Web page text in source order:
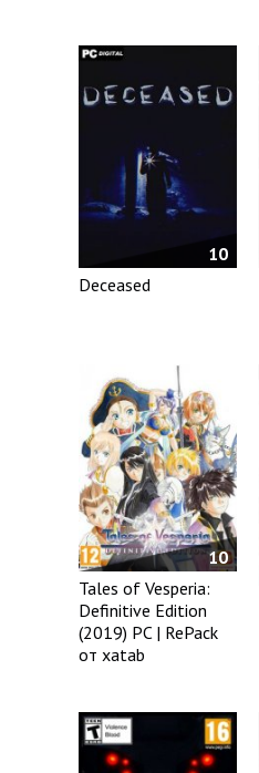
10
Deceased
10
Tales of Vesperia:
Definitive Edition
(2019) PC | RePack
от xatab